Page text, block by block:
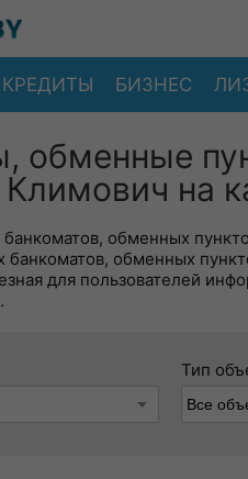
КРЕДИТЫ БИЗНЕС
обменные
на
банкоматов, обменных
банкоматов, обменных
для пользователей
Тип